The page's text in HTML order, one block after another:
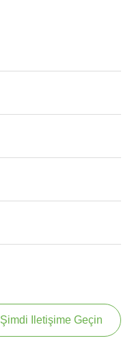
Şimdi Iletişime Geçin